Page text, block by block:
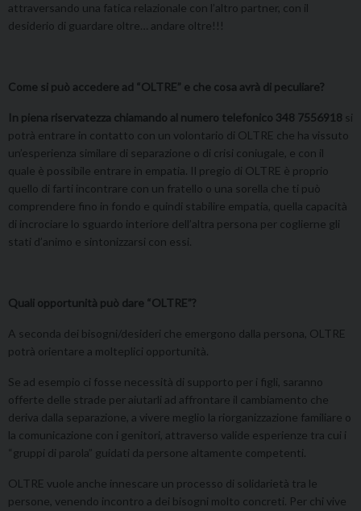
attraversando una fatica relazionale con l’altro partner, con il
desiderio di guardare oltre… andare oltre!!!
Come si può accedere ad “OLTRE” e che cosa avrà di peculiare?
In piena riservatezza chiamando al numero telefonico 348 7556918 si
potrà entrare in contatto con un volontario di OLTRE che ha vissuto
un’esperienza similare di separazione o di crisi coniugale, e con il
quale è possibile entrare in empatia. Il pregio di OLTRE è proprio
quello di farti incontrare con un fratello o una sorella che ti può
comprendere fino in fondo e quindi stabilire empatia, quella capacità
di incrociare lo sguardo interiore dell’altra persona per coglierne gli
stati d’animo e sintonizzarsi con essi.
Quali opportunità può dare “OLTRE”?
A seconda dei bisogni/desideri che emergono dalla persona, OLTRE
potrà orientare a molteplici opportunità.
Se ad esempio ci fosse necessità di supporto per i figli, saranno
offerte delle strade per aiutarli ad affrontare il cambiamento che
deriva dalla separazione, a vivere meglio la riorganizzazione familiare o
la comunicazione con i genitori, attraverso valide esperienze tra cui i
“gruppi di parola” guidati da persone altamente competenti.
OLTRE vuole anche innescare un processo di solidarietà tra le
persone, venendo incontro a dei bisogni molto concreti. Per chi vive